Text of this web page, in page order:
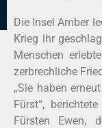
Die Insel Amber
Krieg ihr
Menschen
zerbrechliche
„Sie haben
Fürst“,
Fürsten Ewen,